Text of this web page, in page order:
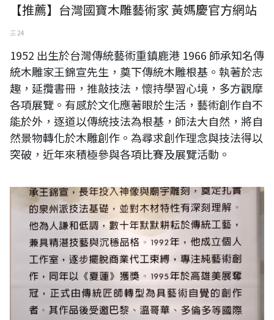
【推薦】台灣國寶木雕藝術家 黃媽慶官方網站
三 24
1952 出生於台灣傳統藝術重鎮鹿港 1966 師承知名傳
統木雕家王錦宣先生，奠下傳統木雕根基。執著於志
趣，延攬書冊，推敲技法，懷持學習心境，多方觀摩
各項展覽。有感於文化應著眼於生活，藝術創作自不
能於外，逐道以傳統技法為根基，師法大自然，將自
然景物轉化於木雕創作。為尋求創作理念與技法得以
突破，近年來積極參與各項比賽及展覽活動。
花深忘卻來時路-黃媽慶木雕展現場